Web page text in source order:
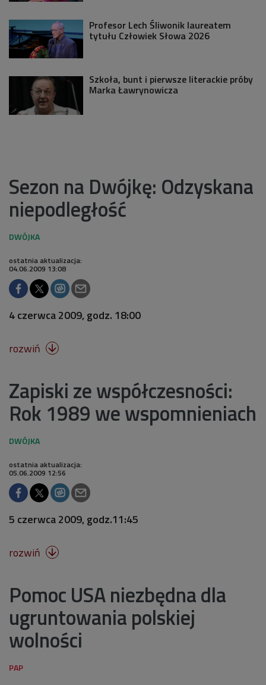
Profesor Lech Śliwonik laureatem
tytułu Człowiek Słowa 2026
Szkoła, bunt i pierwsze literackie próby
Marka Ławrynowicza
Sezon na Dwójkę: Odzyskana
niepodległość
ostatnia aktualizacja:
04.06.2009 13:08
4 czerwca 2009, godz. 18:00
rozwiń 
Zapiski ze współczesności:
Rok 1989 we wspomnieniach
ostatnia aktualizacja:
05.06.2009 12:56
5 czerwca 2009, godz.11:45
rozwiń 
Pomoc USA niezbędna dla
ugruntowania polskiej
wolności